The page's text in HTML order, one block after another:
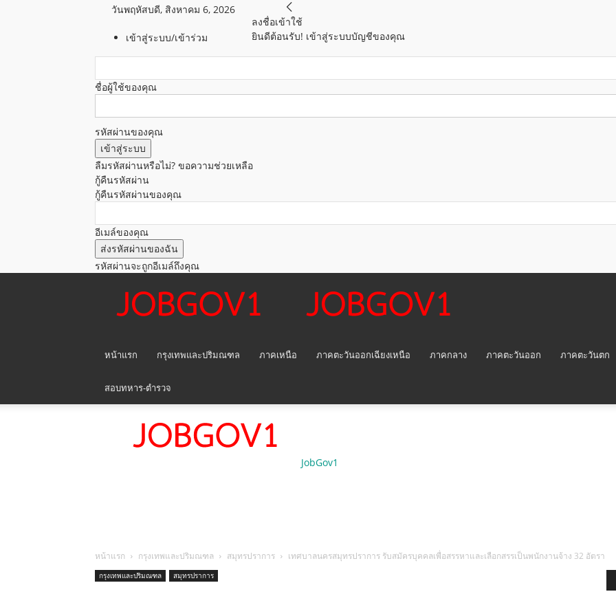
วันพฤหัสบดี, สิงหาคม 6, 2026
เข้าสู่ระบบ/เข้าร่วม
ลงชื่อเข้าใช้
ยินดีต้อนรับ! เข้าสู่ระบบบัญชีของคุณ
ชื่อผู้ใช้ของคุณ
รหัสผ่านของคุณ
ลืมรหัสผ่านหรือไม่? ขอความช่วยเหลือ
กู้คืนรหัสผ่าน
กู้คืนรหัสผ่านของคุณ
อีเมล์ของคุณ
รหัสผ่านจะถูกอีเมล์ถึงคุณ
หน้าแรก กรุงเทพและปริมณฑล ภาคเหนือ ภาคตะวันออกเฉียงเหนือ ภาคกลาง ภาคตะวันออก ภาคตะวันตก
สอบทหาร-ตำรวจ
JobGov1
หน้าแรก กรุงเทพและปริมณฑล สมุทรปราการ เทศบาลนครสมุทรปราการ รับสมัครบุคคลเพื่อสรรหาและเลือกสรรเป็นพนักงานจ้าง 32 อัตรา
กรุงเทพและปริมณฑล สมุทรปราการ